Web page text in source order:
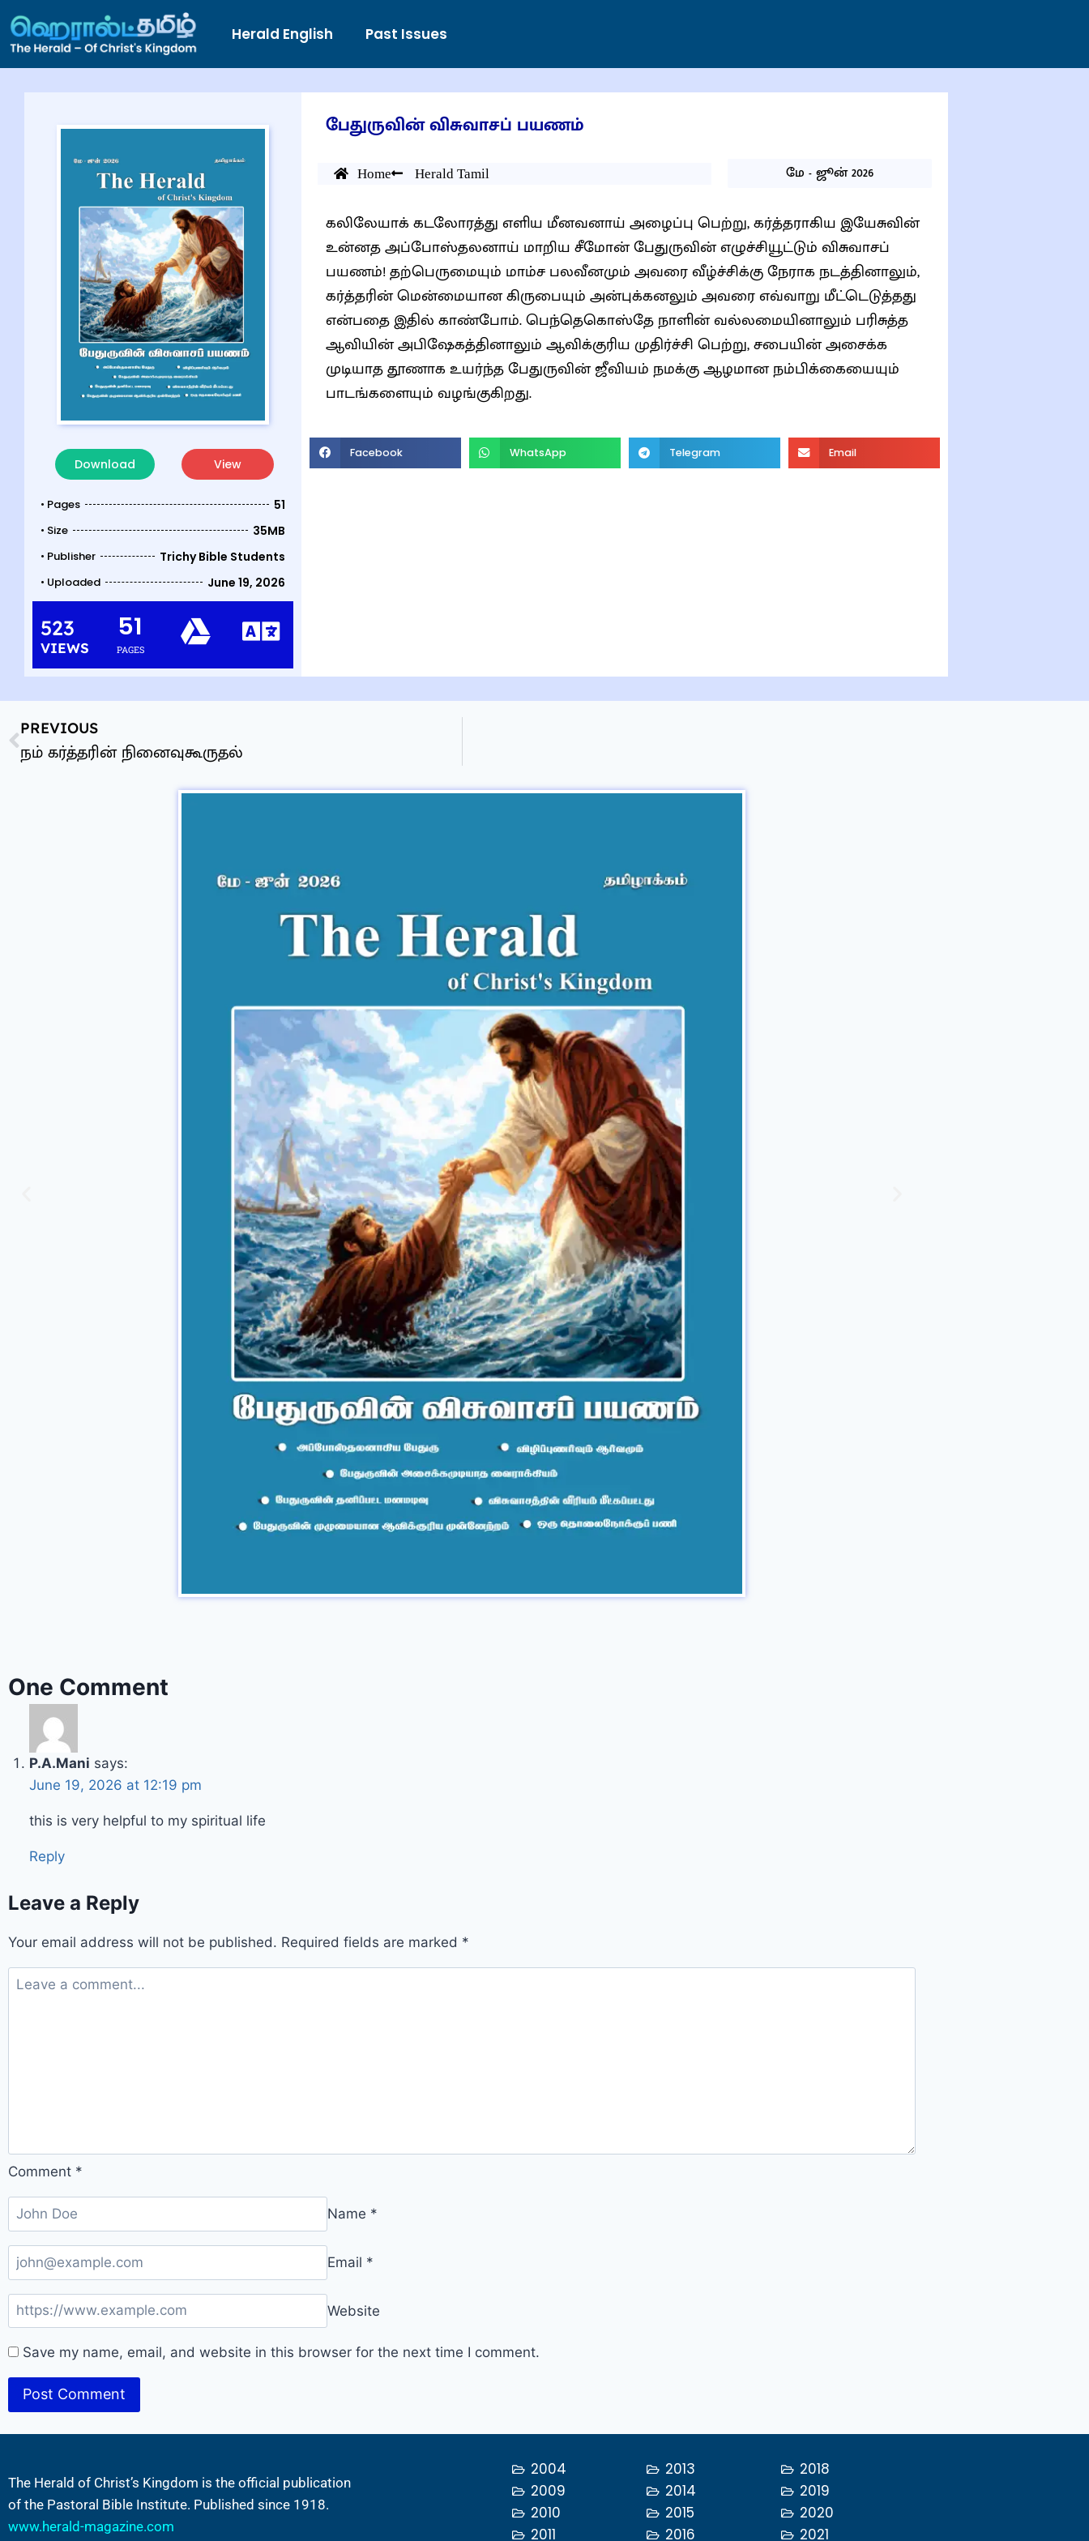
Herald English Past Issues
Download View
• Pages 51
• Size 35MB
• Publisher Trichy Bible Students
• Uploaded June 19, 2026
523
VIEWS PAGES
51
பேதுருவின் விசுவாசப் பயணம்
Home Herald Tamil மே - ஜூன் 2026
கலிலேயாக் கடலோரத்து எளிய மீனவனாய் அழைப்பு பெற்று, கர்த்தராகிய இயேசுவின்
உன்னத அப்போஸ்தலனாய் மாறிய சீமோன் பேதுருவின் எழுச்சியூட்டும் விசுவாசப்
பயணம்! தற்பெருமையும் மாம்ச பலவீனமும் அவரை வீழ்ச்சிக்கு நேராக நடத்தினாலும்,
கர்த்தரின் மென்மையான கிருபையும் அன்புக்கனலும் அவரை எவ்வாறு மீட்டெடுத்தது
என்பதை இதில் காண்போம். பெந்தெகொஸ்தே நாளின் வல்லமையினாலும் பரிசுத்த
ஆவியின் அபிஷேகத்தினாலும் ஆவிக்குரிய முதிர்ச்சி பெற்று, சபையின் அசைக்க
முடியாத தூணாக உயர்ந்த பேதுருவின் ஜீவியம் நமக்கு ஆழமான நம்பிக்கையையும்
பாடங்களையும் வழங்குகிறது.
Facebook WhatsApp Telegram Email
PREVIOUS
நம் கர்த்தரின் நினைவுகூருதல்
One Comment
P.A.Mani says:
June 19, 2026 at 12:19 pm
this is very helpful to my spiritual life
Reply
Leave a Reply
Your email address will not be published. Required fields are marked *
Comment *
Name *
Email *
Website
Save my name, email, and website in this browser for the next time I comment.
The Herald of Christ’s Kingdom is the official publication
of the Pastoral Bible Institute. Published since 1918.
www.herald-magazine.com
2004
2009
2010
2011
2013
2014
2015
2016
2018
2019
2020
2021